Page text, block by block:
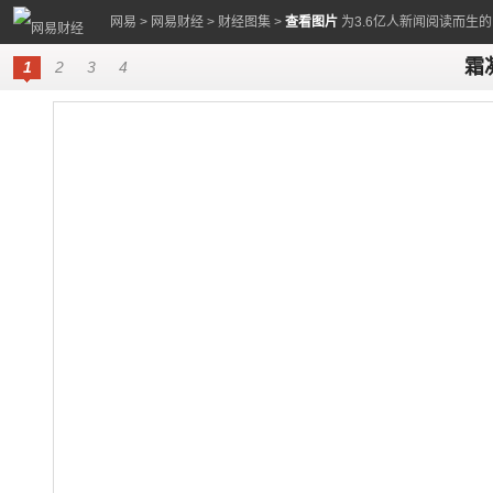
网易 > 网易财经 > 财经图集 > 查看图片 为3.6亿人新闻阅读而生
1 2 3 4 霜